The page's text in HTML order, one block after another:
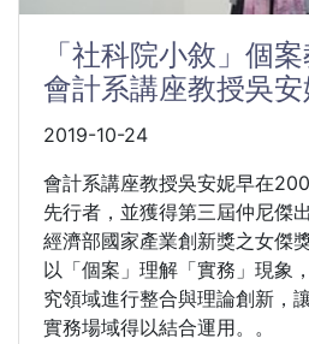
「社科院小敘」個
會計系講座教授吳
2019-10-24
會計系講座教授吳安妮早在
先行者，並獲得第三屆仲尼傑
經濟部國家產業創新獎之女傑
以「個案」理解「實務」現象
究領域進行整合與理論創新，
實務場域得以結合運用。。